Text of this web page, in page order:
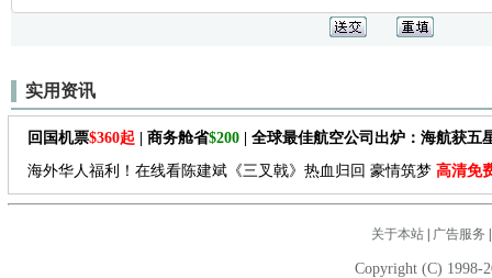
实用资讯
回国机票$360起 | 商务舱省$200 | 全球最佳航空公司出炉：海航获五
海外华人福利！在线看陈建斌《三叉戟》热血归回 豪情筑梦 高清免
关于本站| 广告服务
Copyright (C) 1998-